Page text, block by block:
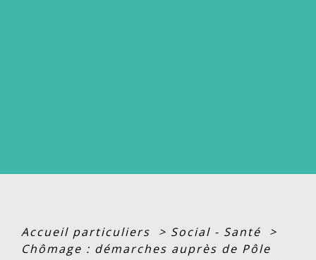
Accueil particuliers > Social - Santé
>
Chômage : démarches auprès de Pôle